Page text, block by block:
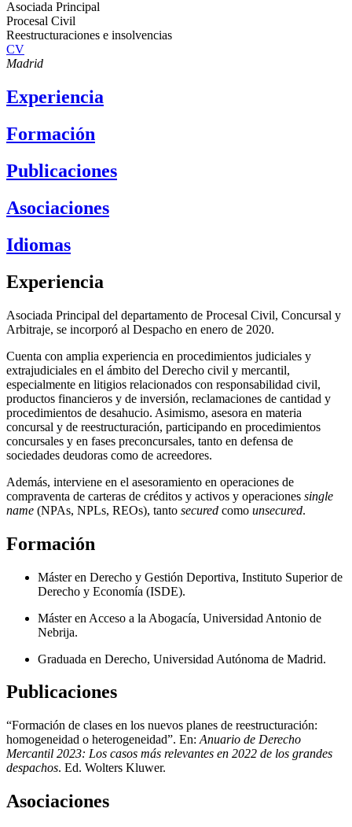
Asociada Principal
Procesal Civil
Reestructuraciones e insolvencias
CV
Madrid
Experiencia
Formación
Publicaciones
Asociaciones
Idiomas
Experiencia
Asociada Principal del departamento de Procesal Civil, Concursal y
Arbitraje, se incorporó al Despacho en enero de 2020.
Cuenta con amplia experiencia en procedimientos judiciales y
extrajudiciales en el ámbito del Derecho civil y mercantil,
especialmente en litigios relacionados con responsabilidad civil,
productos financieros y de inversión, reclamaciones de cantidad y
procedimientos de desahucio. Asimismo, asesora en materia
concursal y de reestructuración, participando en procedimientos
concursales y en fases preconcursales, tanto en defensa de
sociedades deudoras como de acreedores.
Además, interviene en el asesoramiento en operaciones de
compraventa de carteras de créditos y activos y operaciones single
name (NPAs, NPLs, REOs), tanto secured como unsecured.
Formación
Máster en Derecho y Gestión Deportiva, Instituto Superior de
Derecho y Economía (ISDE).
Máster en Acceso a la Abogacía, Universidad Antonio de
Nebrija.
Graduada en Derecho, Universidad Autónoma de Madrid.
Publicaciones
“Formación de clases en los nuevos planes de reestructuración:
homogeneidad o heterogeneidad”. En: Anuario de Derecho
Mercantil 2023: Los casos más relevantes en 2022 de los grandes
despachos. Ed. Wolters Kluwer.
Asociaciones